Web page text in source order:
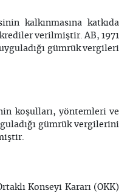
kalkınmasına katkıda
verilmiştir. AB, 1971
gümrük vergileri
koşulları, yöntemleri ve
gümrük vergilerini
Konseyi Kararı (OKK)